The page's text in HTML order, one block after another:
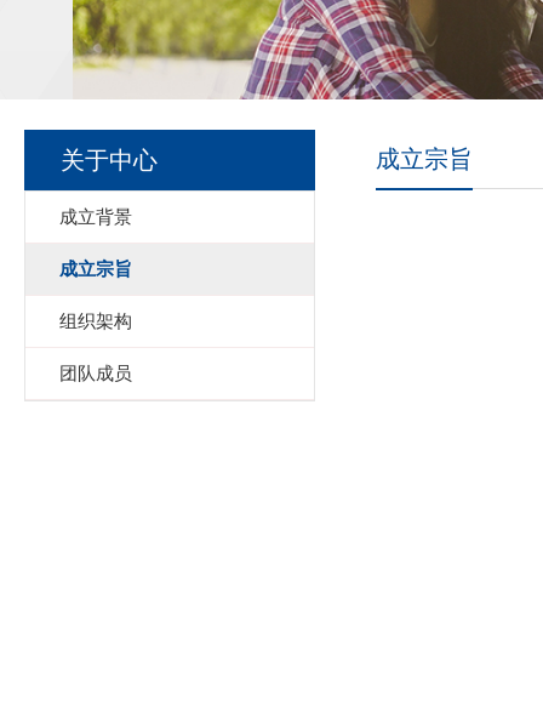
关于中心
成立背景
成立宗旨
组织架构
团队成员
成立宗旨